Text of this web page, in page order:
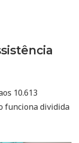
10.613
funciona dividida